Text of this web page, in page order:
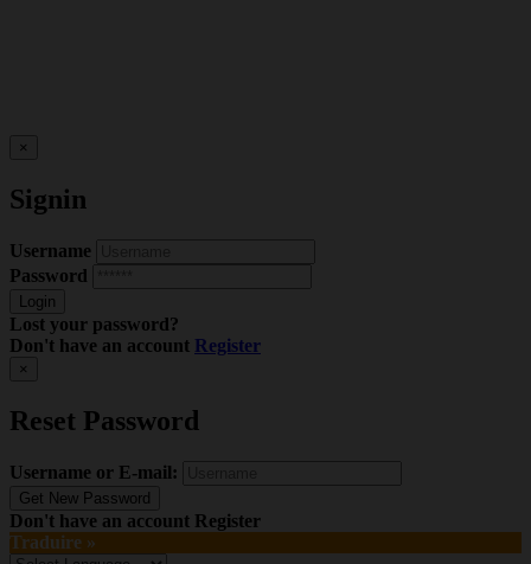
×
Signin
Username
Password
Lost your password?
Don't have an account Register
×
Reset Password
Username or E-mail:
Don't have an account Register
Traduire »